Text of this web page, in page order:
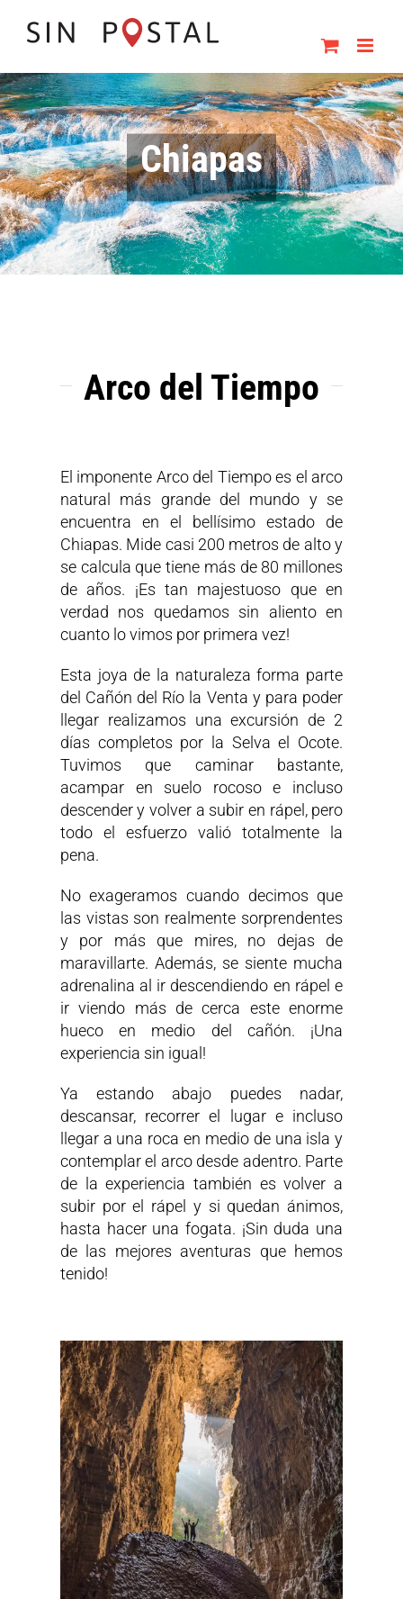
Chiapas
Arco del Tiempo
El imponente Arco del Tiempo es el arco
natural más grande del mundo y se
encuentra en el bellísimo estado de
Chiapas. Mide casi 200 metros de alto y
se calcula que tiene más de 80 millones
de años. ¡Es tan majestuoso que en
verdad nos quedamos sin aliento en
cuanto lo vimos por primera vez!
Esta joya de la naturaleza forma parte
del Cañón del Río la Venta y para poder
llegar realizamos una excursión de 2
días completos por la Selva el Ocote.
Tuvimos que caminar bastante,
acampar en suelo rocoso e incluso
descender y volver a subir en rápel, pero
todo el esfuerzo valió totalmente la
pena.
No exageramos cuando decimos que
las vistas son realmente sorprendentes
y por más que mires, no dejas de
maravillarte. Además, se siente mucha
adrenalina al ir descendiendo en rápel e
ir viendo más de cerca este enorme
hueco en medio del cañón. ¡Una
experiencia sin igual!
Ya estando abajo puedes nadar,
descansar, recorrer el lugar e incluso
llegar a una roca en medio de una isla y
contemplar el arco desde adentro. Parte
de la experiencia también es volver a
subir por el rápel y si quedan ánimos,
hasta hacer una fogata. ¡Sin duda una
de las mejores aventuras que hemos
tenido!